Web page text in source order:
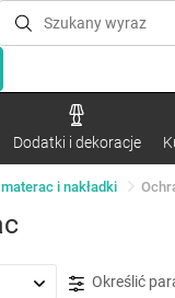
Dodatki i dekoracje
i nakładki
Określić